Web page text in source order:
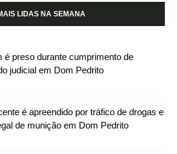
LIDAS NA SEMANA
é preso durante cumprimento de
judicial em Dom Pedrito
é apreendido por tráfico de drogas e
de munição em Dom Pedrito